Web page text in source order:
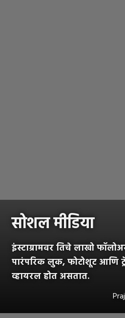
सोशल मीडिया
इंस्टाग्रामवर तिचे लाखो
पारंपरिक लुक, फोटोशूट आणि
व्हायरल होत असतात.